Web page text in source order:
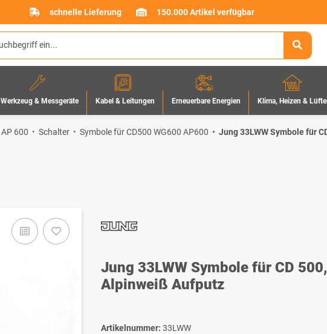
schnelle Lieferung 150.000 Artikel verfügbar
Werkzeug & Messgeräte Kabel & Leitungen Erneuerbare Energien Klima, Heizen &
AP 600 Schalter Symbole für CD500 WG600 AP600 Jung 33LWW Symbole für
Jung 33LWW Symbole für CD
Alpinweiß Aufputz
Artikelnummer: 33LWW